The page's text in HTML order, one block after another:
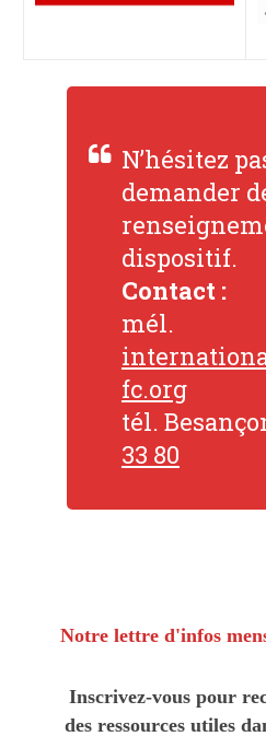
N’hésitez
demander
dispositif.
Contact :
mél.
fc.org
tél.
33 80
Notre lettre d'infos
Inscrivez-vous pour
des ressources utiles